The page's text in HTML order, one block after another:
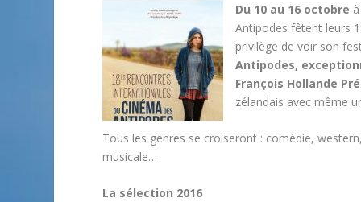
Du 10 au 16 octobre
Antipodes fêtent leurs
privilège de voir son
Antipodes,
François Hollande
zélandais avec même
Tous les genres se croiseront : comédie,
musicale…
La sélection 2016